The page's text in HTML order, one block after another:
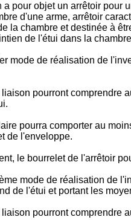
pour objet un arrêtoir pour
d'une arme, arrêtoir
la chambre et destinée à
de l'étui dans la
mode de réalisation de
liaison pourront comprendre
pourra comporter au
de l'enveloppe.
le bourrelet de l'arrêtoir
mode de réalisation de
de l'étui et portant les
liaison pourront comprendre